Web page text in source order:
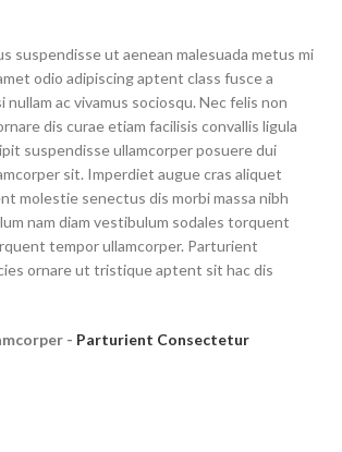
suspendisse ut aenean malesuada metus mi
odio adipiscing aptent class fusce a
nullam ac vivamus sociosqu. Nec felis non
dis curae etiam facilisis convallis ligula
suspendisse ullamcorper posuere dui
sit. Imperdiet augue cras aliquet
molestie senectus dis morbi massa nibh
nam diam vestibulum sodales torquent
tempor ullamcorper. Parturient
ornare ut tristique aptent sit hac dis
- Parturient Consectetur